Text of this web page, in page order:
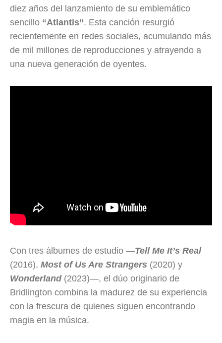
diez años del lanzamiento de su emblemático
sencillo “Atlantis”. Esta canción resurgió
recientemente en redes sociales, acumulando más
de mil millones de reproducciones y atrayendo a
una nueva generación de oyentes.
Con tres álbumes de estudio —Tell Me It’s Real
(2016), Most of Us Are Strangers (2020) y
Wonderland (2023)—, el dúo originario de
Bridlington combina la madurez de su experiencia
con la frescura de quienes siguen encontrando
magia en la música.